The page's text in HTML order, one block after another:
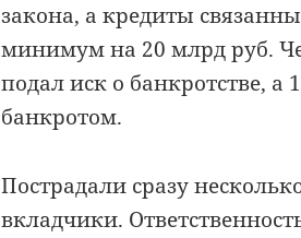
закона, а кредиты
минимум на 20 млрд руб.
подал иск о банкротстве, а
банкротом.
Пострадали сразу
вкладчики.